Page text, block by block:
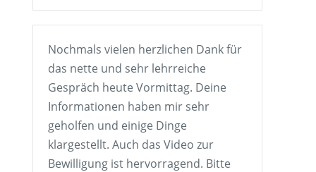
Nochmals vielen herzlichen Dank für
das nette und sehr lehrreiche
Gespräch heute Vormittag. Deine
Informationen haben mir sehr
geholfen und einige Dinge
klargestellt. Auch das Video zur
Bewilligung ist hervorragend. Bitte